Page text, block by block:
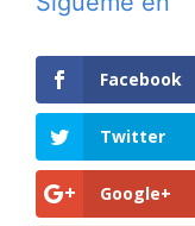
Facebook
Twitter
Google+